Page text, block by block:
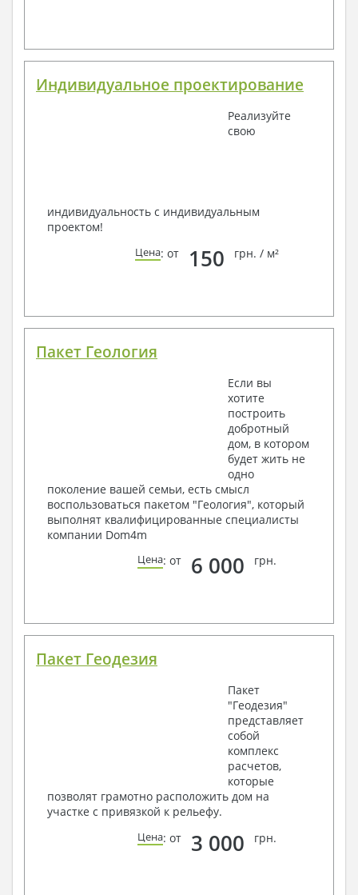
Индивидуальное проектирование
Реализуйте
свою
индивидуальность с индивидуальным
проектом!
Цена: от 150 грн. / м²
Пакет Геология
Если вы
хотите
построить
добротный
дом, в котором
будет жить не
одно
поколение вашей семьи, есть смысл
воспользоваться пакетом "Геология", который
выполнят квалифицированные специалисты
компании Dom4m
Цена: от 6 000 грн.
Пакет Геодезия
Пакет
"Геодезия"
представляет
собой
комплекс
расчетов,
которые
позволят грамотно расположить дом на
участке с привязкой к рельефу.
Цена: от 3 000 грн.